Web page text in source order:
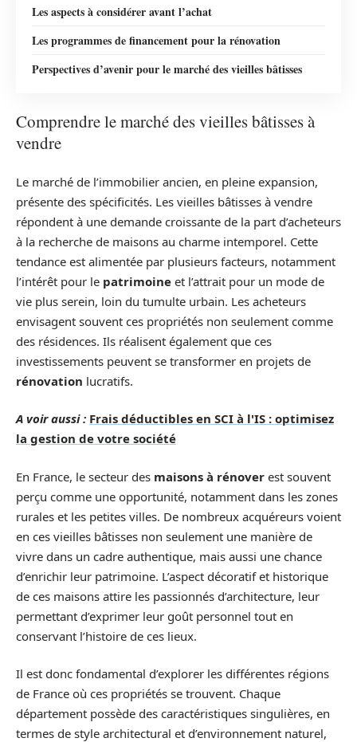
Les aspects à considérer avant l’achat
Les programmes de financement pour la rénovation
Perspectives d’avenir pour le marché des vieilles bâtisses
Comprendre le marché des vieilles bâtisses à
vendre
Le marché de l’immobilier ancien, en pleine expansion,
présente des spécificités. Les vieilles bâtisses à vendre
répondent à une demande croissante de la part d’acheteurs
à la recherche de maisons au charme intemporel. Cette
tendance est alimentée par plusieurs facteurs, notamment
l’intérêt pour le patrimoine et l’attrait pour un mode de
vie plus serein, loin du tumulte urbain. Les acheteurs
envisagent souvent ces propriétés non seulement comme
des résidences. Ils réalisent également que ces
investissements peuvent se transformer en projets de
rénovation lucratifs.
A voir aussi : Frais déductibles en SCI à l'IS : optimisez
la gestion de votre société
En France, le secteur des maisons à rénover est souvent
perçu comme une opportunité, notamment dans les zones
rurales et les petites villes. De nombreux acquéreurs voient
en ces vieilles bâtisses non seulement une manière de
vivre dans un cadre authentique, mais aussi une chance
d’enrichir leur patrimoine. L’aspect décoratif et historique
de ces maisons attire les passionnés d’architecture, leur
permettant d’exprimer leur goût personnel tout en
conservant l’histoire de ces lieux.
Il est donc fondamental d’explorer les différentes régions
de France où ces propriétés se trouvent. Chaque
département possède des caractéristiques singulières, en
termes de style architectural et d’environnement naturel,